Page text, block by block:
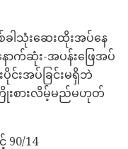
ါသုံးဆေးထိုးအပ်နေ
ောက်ဆုံး-အပန်းဖြေအပ်
င်းအပ်ခြင်းမရှိဘဲ
ြိုးစားလိမ့်မည်မဟုတ်
90/14